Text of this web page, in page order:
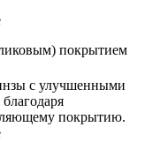
покрытием
с улучшенными
покрытию.